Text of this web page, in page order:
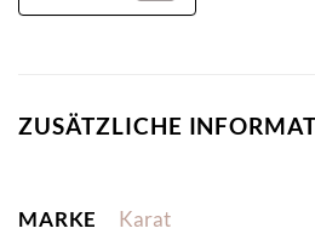
ZUSÄTZLICHE
MARKE Karat